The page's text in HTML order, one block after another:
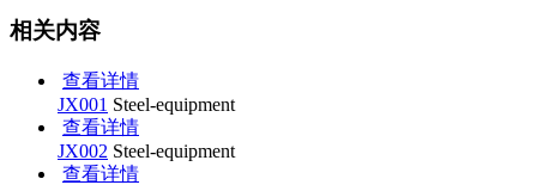
相关内容
查看详情
JX001 Steel-equipment
查看详情
JX002 Steel-equipment
查看详情